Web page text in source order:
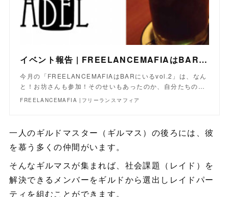
イベント報告 | FREELANCEMAFIAはBARにいるvol.2
今月の「FREELANCEMAFIAはBARにいるvol.2」は、なん
と！お坊さんも参加！そのせいもあったのか、自分たちの…
FREELANCEMAFIA |フリーランスマフィア
一人のギルドマスター（ギルマス）の後ろには、彼
を慕う多くの仲間がいます。
そんなギルマスが集まれば、社会課題（レイド）を
解決できるメンバーをギルドから選出しレイドパー
ティを組むことができます。